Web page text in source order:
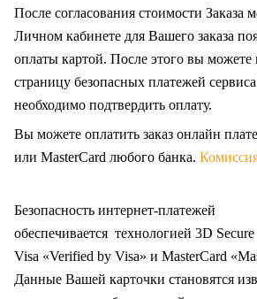
После согласования стоимости Заказа
Личном кабинете для Вашего заказа
оплаты картой. После этого вы можете
страницу безопасных платежей
необходимо подтвердить оплату.
Вы можете оплатить заказ онлайн
или MasterCard любого банка.
Безопасность интернет-платежей
обеспечивается технологией 3D
Visa «Verified by Visa» и MasterCard
Данные Вашей карточки становятся